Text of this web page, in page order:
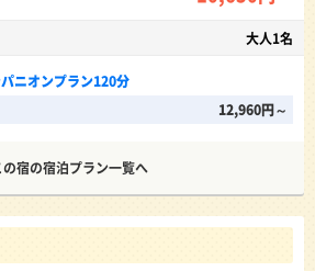
大人1名
ニオンプラン120分
12,960円～
の宿の宿泊プラン一覧へ